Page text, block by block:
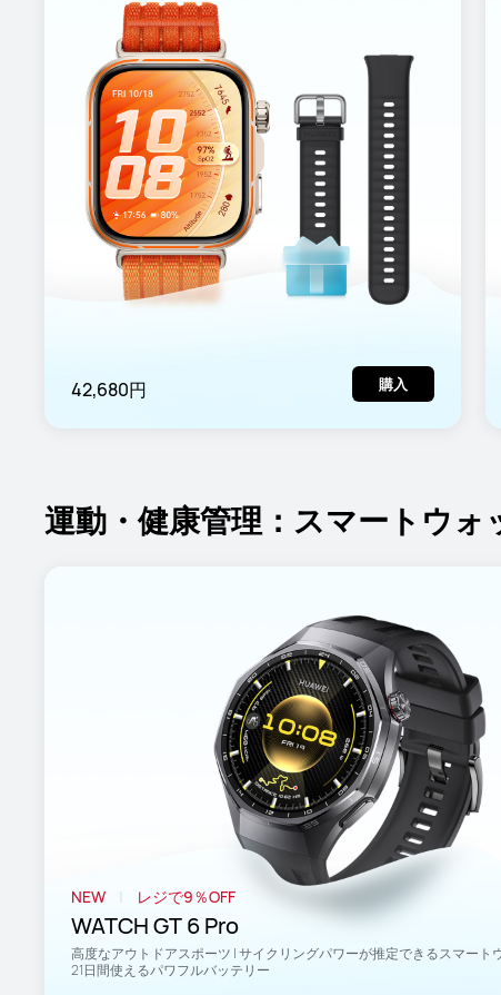
42,680円 購入
運動・健康管理：スマートウォ
NEW レジで9％OFF
WATCH GT 6 Pro
高度なアウトドアスポーツ | サイクリングパワーが推定できるスマート
21日間使えるパワフルバッテリー